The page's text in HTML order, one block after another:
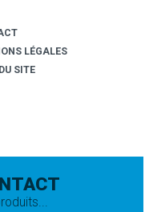
LÉGALES
SITE